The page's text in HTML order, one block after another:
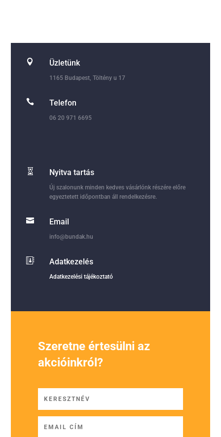
 Üzletünk
1165 Budapest, Töltény u 17
 Telefon
06 20 971 6695
 Nyitva tartás
Új szalonunk minden kedves vásárlónk részére előre
egyeztetett időpontban áll rendelkezésre.
 Email
info@bundak.hu
 Adatkezelés
Adatkezelési tájékoztató
Szeretne értesülni az
akcióinkról?